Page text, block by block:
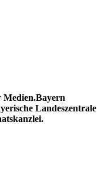
Medien.Bayern
Landeszentrale